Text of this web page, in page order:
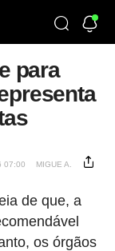
para
07:00 MIGUE A.
de que, a
os órgãos